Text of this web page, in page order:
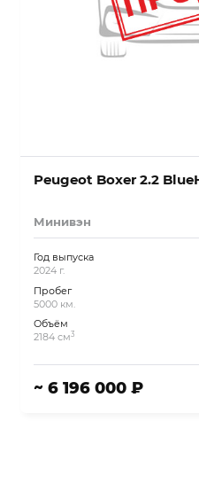
Peugeot Boxer 2.2
Минивэн
Год выпуска
2024 г.
Пробег
5000 км.
Объём
2184 см3
~ 6 196 000 ₽